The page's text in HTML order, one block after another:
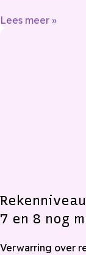
Lees meer »
7 en 8 nog
Verwarring over